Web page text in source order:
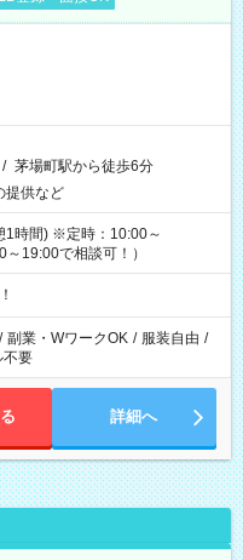
/ 茅場町駅から徒歩6分
提供など
時間) ※定時：10:00～
19:00で相談可！）
/ 副業・WワークOK / 服装自由 /
不要
詳細へ